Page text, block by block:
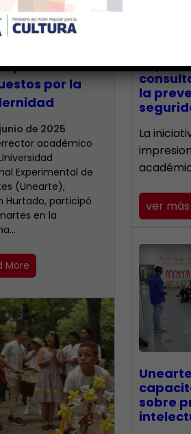
plantea
de la
parámetros
por la
de 2025
académico
Experimental de
(Unearte),
Hurtado, participó
en la
More
CECA
la
La
ver más
sobre